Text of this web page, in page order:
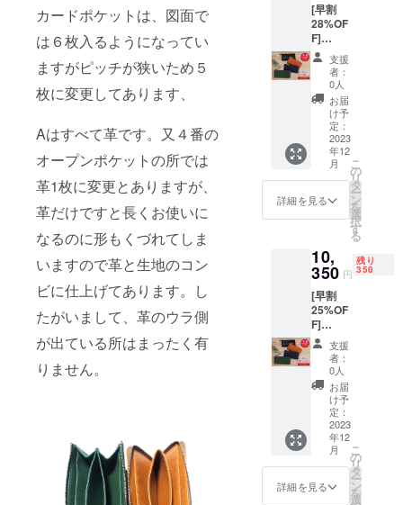
カードポケットは、図面で
は６枚入るようになってい
ますがピッチが狭いため５
枚に変更してあります、
Aはすべて革です。又４番の
オープンポケットの所では
革1枚に変更とありますが、
革だけですと長くお使いに
なるのに形もくづれてしま
いますので革と生地のコン
ビに仕上げてあります。し
たがいまして、革のウラ側
が出ている所はまったく有
りません。
より出
荷時期
が、遅
れる場
合があ
りま
す。
にて承
りま
す。 カ
ラー :
ブラッ
ク、
キャメ
ル、ネ
ビー、
グリー
ンの中
から１
点 *発送
便手渡
しとな
す。 *発
送順が
多少前
後する
場合も
ござい
ます。 *
ご注文
状況、
製造工
程上の
都合に
より出
荷時期
[早割
28%OF
F]
PREMI
UM１点
一般販
売予定
価格
¥13,800
(税、送
料込み)
のとこ
ろ 300
名様限
定
¥9,936(
税、送
料込み)
にて承
りま
す。 カ
ラー :
ブラッ
ク、
キャメ
ル、ネ
ビー、
グリー
ンの中
から１
点 *発送
支援
者：
0人
お届
け予
定：
2023
年12
月
詳細を見る
こ
の
リ
タ
ー
ン
を
選
択
す
る
10,
350 円
残り
350
[早割
25%OF
F]
PREMI
UM１点
一般販
売予定
価格
¥13,800
(税、送
料込み)
のとこ
ろ 350
名様限
定
支援
者：
0人
お届
け予
定：
2023
年12
月
詳細を見る
こ
の
リ
タ
ー
ン
を
選